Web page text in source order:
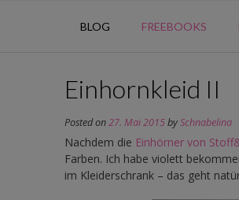
BLOG FREEBOOKS
Einhornkleid II
Posted on27. Mai 2015bySchnabelina
Nachdem die Einhörner von
Farben. Ich habe violett
im Kleiderschrank – das geht